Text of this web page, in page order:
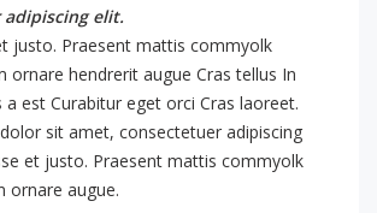
elit.
justo. Praesent mattis commyolk
ornare hendrerit augue Cras tellus In
a est Curabitur eget orci Cras laoreet.
sit amet, consectetuer adipiscing
et justo. Praesent mattis commyolk
ornare augue.